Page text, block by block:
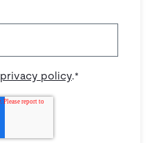
privacy policy.*